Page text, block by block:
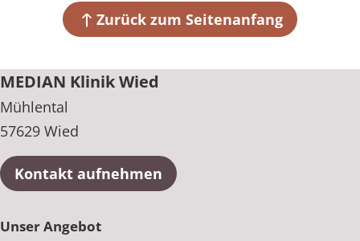
+49 2662 806-0
Zurück zum Seitenanfang
MEDIAN Klinik Wied
Mühlental
57629 Wied
Kontakt aufnehmen
Unser Angebot